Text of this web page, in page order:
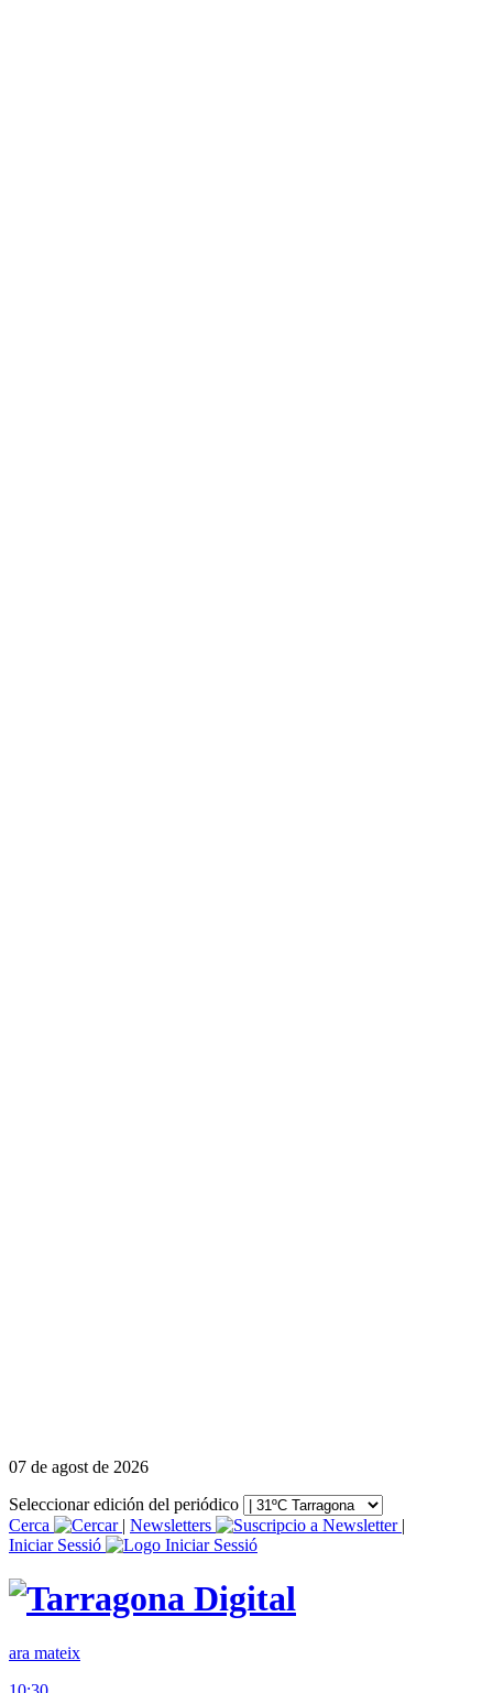
07 de agost de 2026
Seleccionar edición del periódico
Cerca
| Newsletters
|
Iniciar Sessió
ara mateix